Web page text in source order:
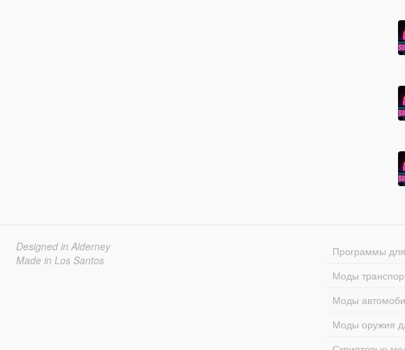
Designed in Alderney
Made in Los Santos
Программы
Моды
Моды
Моды оружия